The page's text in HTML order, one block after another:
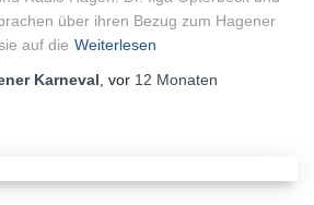
über ihren Bezug zum Hagener
auf die Weiterlesen
Karneval, vor 12 Monaten